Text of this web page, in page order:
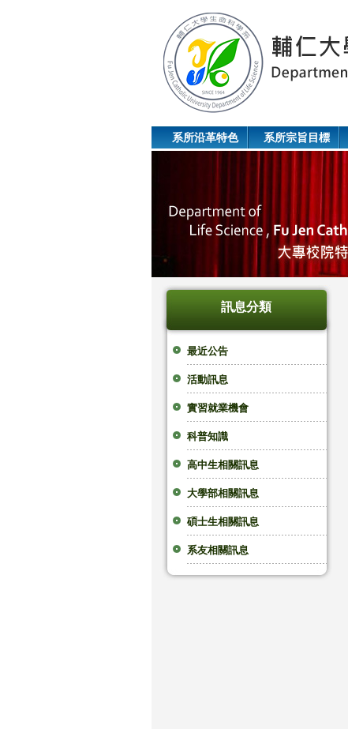
系所沿革特色 系所宗旨目標
訊息分類
最近公告
活動訊息
實習就業機會
科普知識
高中生相關訊息
大學部相關訊息
碩士生相關訊息
系友相關訊息